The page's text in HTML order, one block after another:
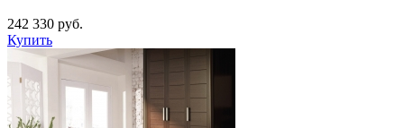
242 330 руб.
Купить